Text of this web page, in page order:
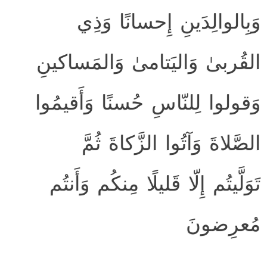
وَبِالوالِدَينِ إِحسانًا وَذِي
القُربىٰ وَاليَتامىٰ وَالمَساكينِ
وَقولوا لِلنّاسِ حُسنًا وَأَقيمُوا
الصَّلاةَ وَآتُوا الزَّكاةَ ثُمَّ
تَوَلَّيتُم إِلّا قَليلًا مِنكُم وَأَنتُم
مُعرِضونَ